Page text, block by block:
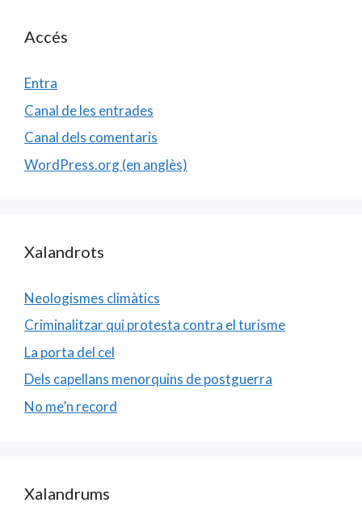
Accés
Entra
Canal de les entrades
Canal dels comentaris
WordPress.org (en anglès)
Xalandrots
Neologismes climàtics
Criminalitzar qui protesta contra el turisme
La porta del cel
Dels capellans menorquins de postguerra
No me’n record
Xalandrums